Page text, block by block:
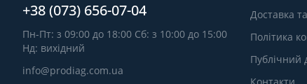
+38 (073) 656-07-04
Пн-Пт: з 09:00 до 18:00 Сб: з 10:00 до 15:00
Нд: вихідний
info@prodiag.com.ua
Доставка
Політика
Публічний